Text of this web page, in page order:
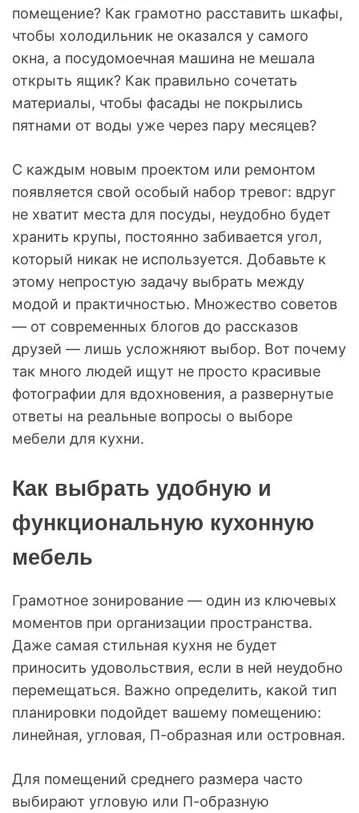
помещение? Как грамотно расставить шкафы,
чтобы холодильник не оказался у самого
окна, а посудомоечная машина не мешала
открыть ящик? Как правильно сочетать
материалы, чтобы фасады не покрылись
пятнами от воды уже через пару месяцев?
С каждым новым проектом или ремонтом
появляется свой особый набор тревог: вдруг
не хватит места для посуды, неудобно будет
хранить крупы, постоянно забивается угол,
который никак не используется. Добавьте к
этому непростую задачу выбрать между
модой и практичностью. Множество советов
— от современных блогов до рассказов
друзей — лишь усложняют выбор. Вот почему
так много людей ищут не просто красивые
фотографии для вдохновения, а развернутые
ответы на реальные вопросы о выборе
мебели для кухни.
Как выбрать удобную и
функциональную кухонную
мебель
Грамотное зонирование — один из ключевых
моментов при организации пространства.
Даже самая стильная кухня не будет
приносить удовольствия, если в ней неудобно
перемещаться. Важно определить, какой тип
планировки подойдет вашему помещению:
линейная, угловая, П-образная или островная.
Для помещений среднего размера часто
выбирают угловую или П-образную